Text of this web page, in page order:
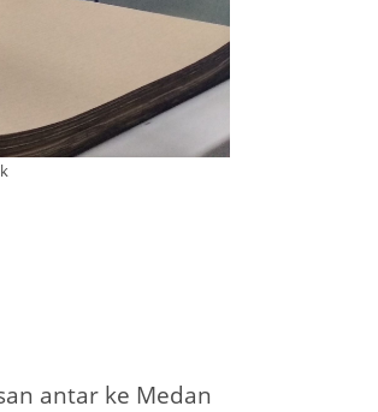
antar ke Medan